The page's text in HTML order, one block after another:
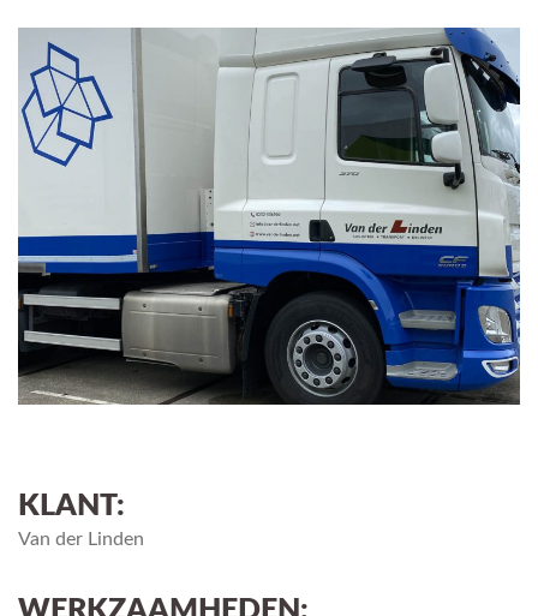
KLANT:
Van der Linden
WERKZAAMHEDEN: